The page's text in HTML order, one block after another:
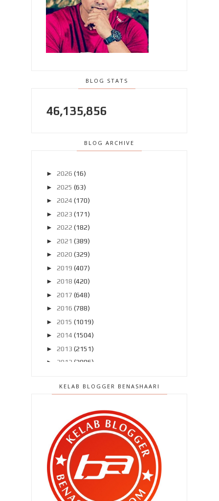
BLOG STATS
46,135,856
BLOG ARCHIVE
► 2026 (16)
► 2025 (63)
► 2024 (170)
► 2023 (171)
► 2022 (182)
► 2021 (389)
► 2020 (329)
► 2019 (407)
► 2018 (420)
► 2017 (648)
► 2016 (788)
► 2015 (1019)
► 2014 (1504)
► 2013 (2151)
► 2012 (2986)
2010(4406)
Terima kasih atas semangat ini ..
Laporan Trafik blog penutup 2010 (
Disember )
Blogger penutup 2010 (1) Detik kira
...
Anak Ulu Cheka ! Aku tak pernah ...
KELAB BLOGGER BENASHAARI